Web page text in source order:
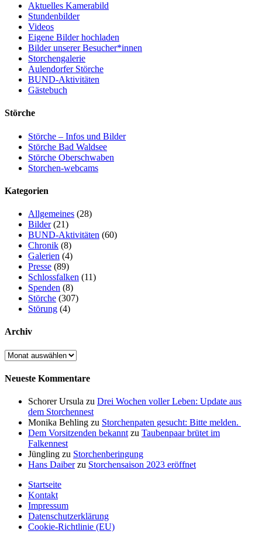
Aktuelles Kamerabild
Stundenbilder
Videos
Eigene Bilder hochladen
Bilder unserer Besucher*innen
Storchengalerie
Aulendorfer Störche
BUND-Aktivitäten
Gästebuch
Störche
Störche – Infos und Bilder
Störche Bad Waldsee
Störche Oberschwaben
Storchen-webcams
Kategorien
Allgemeines (28)
Bilder(21)
BUND-Aktivitäten (60)
Chronik (8)
Galerien (4)
Presse (89)
Schlossfalken (11)
Spenden (8)
Störche (307)
Störung (4)
Archiv
Archiv
Neueste Kommentare
Schorer Ursula zu Drei Wochen voller Leben: Update aus
dem Storchennest
Monika Behling zu Storchenpaten gesucht: Bitte melden.
Dem Vorsitzenden bekannt zu Taubenpaar brütet im
Falkennest
Jüngling zu Storchenberingung
Hans Daiberzu Storchensaison 2023 eröffnet
Startseite
Kontakt
Impressum
Datenschutzerklärung
Cookie-Richtlinie (EU)